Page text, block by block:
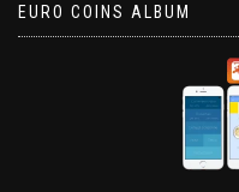
EURO COINS ALBUM